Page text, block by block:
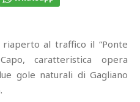
riaperto al traffico il “Ponte
caratteristica opera
gole naturali di Gagliano